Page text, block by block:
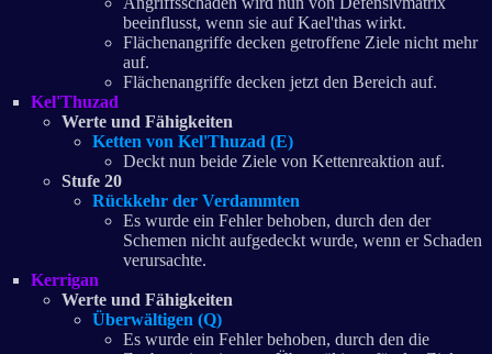
beeinflusst, wenn sie auf Kael'thas wirkt.
Flächenangriffe decken getroffene Ziele nicht mehr
auf.
Flächenangriffe decken jetzt den Bereich auf.
Kel'Thuzad
Werte und Fähigkeiten
Ketten von Kel'Thuzad (E)
Deckt nun beide Ziele von Kettenreaktion auf.
Stufe 20
Rückkehr der Verdammten
Es wurde ein Fehler behoben, durch den der
Schemen nicht aufgedeckt wurde, wenn er Schaden
verursachte.
Kerrigan
Werte und Fähigkeiten
Überwältigen (Q)
Es wurde ein Fehler behoben, durch den die